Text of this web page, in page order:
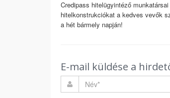
Credipass hitelügyintéző
hitelkonstrukciókat a kedves vevők
a hét bármely napján!
E-mail küldése a